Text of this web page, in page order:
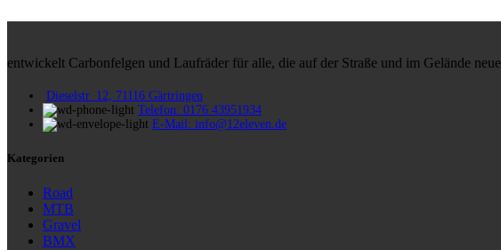
entwickelt Carbonfelgen und Laufräder für alle, die auf der Straße und im Gelände
Dieselstr. 12, 71116 Gärtringen
Telefon: 0176 43951934
E-Mail: info@12eleven.de
Kategorien
Road
MTB
Gravel
BMX